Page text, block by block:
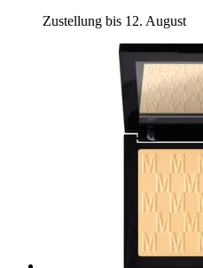
Zustellung bis 12. August